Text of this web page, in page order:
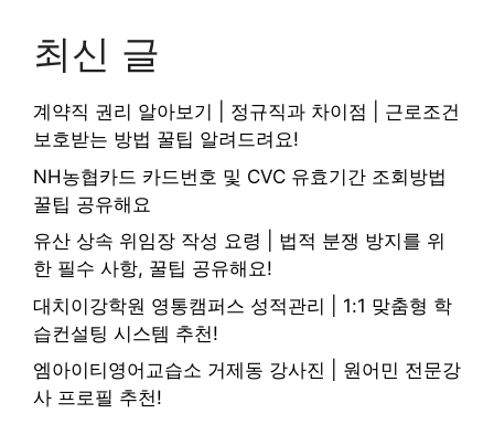
최신 글
계약직 권리 알아보기 | 정규직과 차이점 | 근로조건
보호받는 방법 꿀팁 알려드려요!
NH농협카드 카드번호 및 CVC 유효기간 조회방법
꿀팁 공유해요
유산 상속 위임장 작성 요령 | 법적 분쟁 방지를 위
한 필수 사항, 꿀팁 공유해요!
대치이강학원 영통캠퍼스 성적관리 | 1:1 맞춤형 학
습컨설팅 시스템 추천!
엠아이티영어교습소 거제동 강사진 | 원어민 전문강
사 프로필 추천!